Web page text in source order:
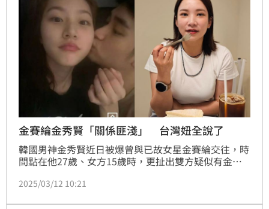
金賽綸金秀賢「關係匪淺」 台灣妞全說了
韓國男神金秀賢近日被爆曾與已故女星金賽綸交往，時
間點在他27歲、女方15歲時，更扯出雙方疑似有金錢
然。公開這一切的YouTube頻道《橫豎研究所》昨
2025/03/12 10:21